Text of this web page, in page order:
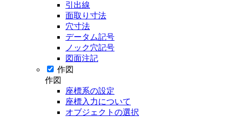
引出線
面取り寸法
穴寸法
データム記号
ノック穴記号
図面注記
作図
作図
座標系の設定
座標入力について
オブジェクトの選択